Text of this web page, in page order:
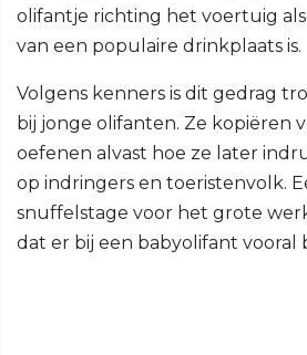
olifantje richting het voertuig
van een populaire drinkplaats is.
Volgens kenners is dit gedrag
bij jonge olifanten. Ze kopiëren
oefenen alvast hoe ze later
op indringers en toeristenvolk.
snuffelstage voor het grote
dat er bij een babyolifant vooral